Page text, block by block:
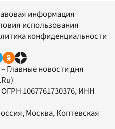
информация
использования
конфиденциальности
Главные новости дня
ОГРН 1067761730376, ИНН
Москва, Коптевская